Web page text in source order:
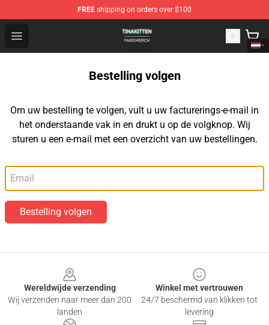
FREE shipping on orders over $100
Open menu
TinaKitten Shop - Official TinaKitten Merchandise Store
Bestelling volgen
Om uw bestelling te volgen, vult u uw facturerings-e-mail in
het onderstaande vak in en drukt u op de volgknop. Wij
sturen u een e-mail met een overzicht van uw bestellingen.
Bestelling volgen
Wereldwijde verzending
Wij verzenden naar meer dan 200
landen
Winkel met vertrouwen
24/7 beschermd van klikken tot
levering